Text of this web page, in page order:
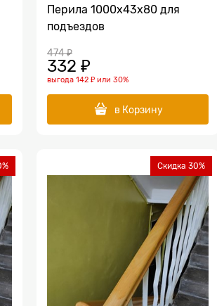
Перила 1000х43х80 для
подъездов
474 ₽
332 ₽
выгода 142 ₽ или 30%
в Корзину
Скидка 30%